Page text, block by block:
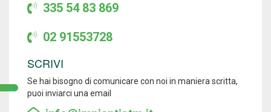
335 54 83 869
02 91553728
SCRIVI
Se hai bisogno di comunicare con noi in maniera scritta,
puoi inviarci una email